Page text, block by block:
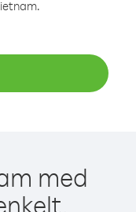
med